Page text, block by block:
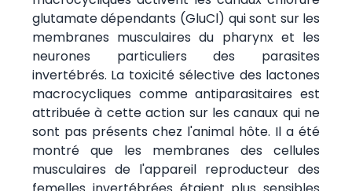
glutamate dépendants (GluCl) qui sont sur les
membranes musculaires du pharynx et les
neurones particuliers des parasites
invertébrés. La toxicité sélective des lactones
macrocycliques comme antiparasitaires est
attribuée à cette action sur les canaux qui ne
sont pas présents chez l'animal hôte. Il a été
montré que les membranes des cellules
musculaires de l'appareil reproducteur des